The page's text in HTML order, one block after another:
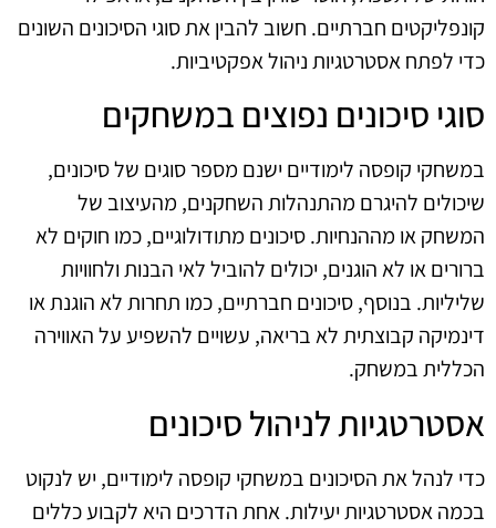
קונפליקטים חברתיים. חשוב להבין את סוגי הסיכונים השונים
כדי לפתח אסטרטגיות ניהול אפקטיביות.
סוגי סיכונים נפוצים במשחקים
במשחקי קופסה לימודיים ישנם מספר סוגים של סיכונים,
שיכולים להיגרם מהתנהלות השחקנים, מהעיצוב של
המשחק או מההנחיות. סיכונים מתודולוגיים, כמו חוקים לא
ברורים או לא הוגנים, יכולים להוביל לאי הבנות ולחוויות
שליליות. בנוסף, סיכונים חברתיים, כמו תחרות לא הוגנת או
דינמיקה קבוצתית לא בריאה, עשויים להשפיע על האווירה
הכללית במשחק.
אסטרטגיות לניהול סיכונים
כדי לנהל את הסיכונים במשחקי קופסה לימודיים, יש לנקוט
בכמה אסטרטגיות יעילות. אחת הדרכים היא לקבוע כללים